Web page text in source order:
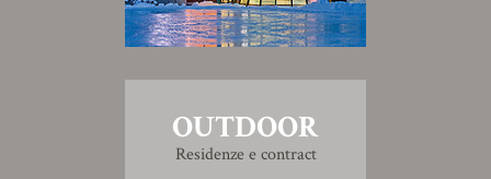
OUTDOOR
Residenze e contract